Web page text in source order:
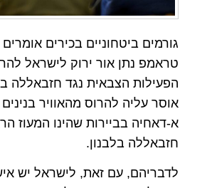
גורמים ביטחוניים בכירים
טראמפ נתן אור ירוק לישראל
הפעילות הצבאית נגד חזבאללה
אוסר עליה להרוס מהאוויר
א-דאחיה בביירות שהינו המעוז
חזבאללה בלבנון.
לדבריהם, עם זאת, לישראל יש